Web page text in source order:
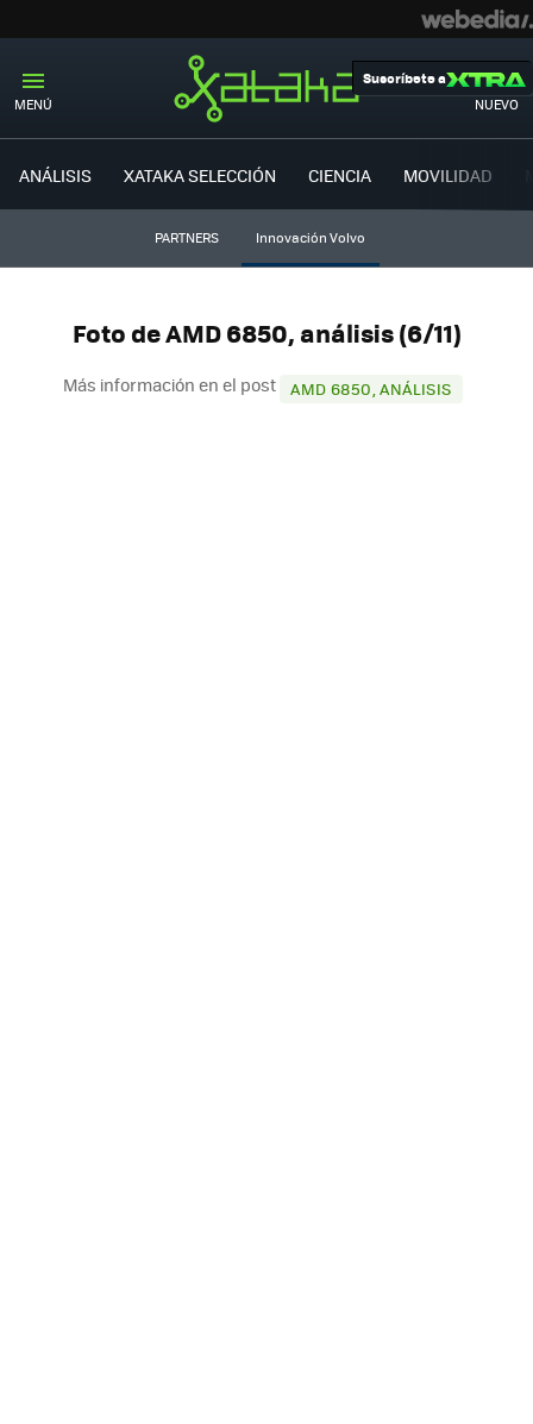
MENÚ NUEVO
Suscríbete a
ANÁLISIS XATAKA SELECCIÓN CIENCIA MOVILIDAD
PARTNERS Innovación Volvo
Foto de AMD 6850, análisis (6/11)
Más información en el post AMD 6850, ANÁLISIS